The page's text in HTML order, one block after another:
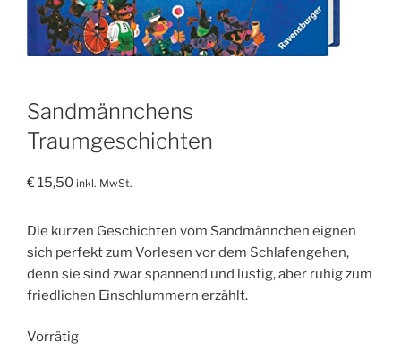
Sandmännchens
Traumgeschichten
€15,50 inkl. MwSt.
Die kurzen Geschichten vom Sandmännchen eignen
sich perfekt zum Vorlesen vor dem Schlafengehen,
denn sie sind zwar spannend und lustig, aber ruhig zum
friedlichen Einschlummern erzählt.
Vorrätig